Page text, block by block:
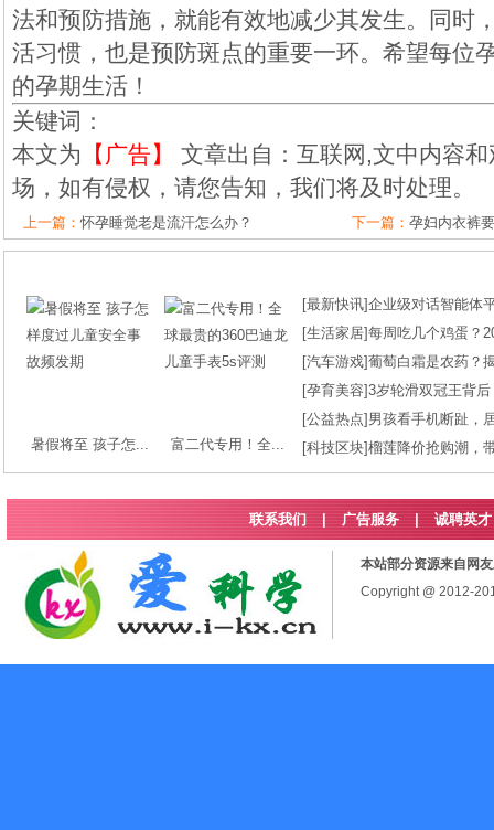
法和预防措施，就能有效地减少其发生。同时
活习惯，也是预防斑点的重要一环。希望每位
的孕期生活！
关键词：
本文为 【广告】
文章出自：互联网,文中内容
场，如有侵权，请您告知，我们将及时处理。
上一篇： 怀孕睡觉老是流汗怎么办？ 下一篇： 孕妇内衣裤
暑假将至 孩子怎... 富二代专用！全...
[最新快讯]企业级对话智能体
[生活家居]每周吃几个鸡蛋？
[汽车游戏]葡萄白霜是农药？
[孕育美容]3岁轮滑双冠王背
[公益热点] 男孩看手机断趾，
[科技区块]榴莲降价抢购潮，
联系我们 广告服务 | 诚聘英才
本站部分资源来自网
Copyright @ 2012-